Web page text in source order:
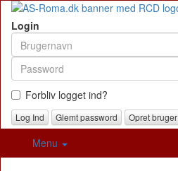
Login
Forbliv logget ind?
Glemt password Opret bruger
Menu